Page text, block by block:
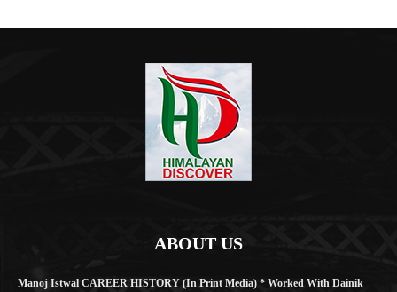
ABOUT US
Manoj Istwal CAREER HISTORY (in Print Media) * Worked With Dainik